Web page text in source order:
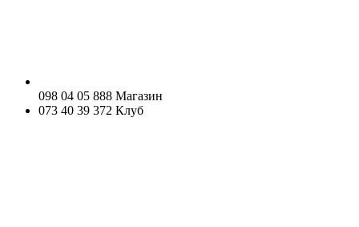
098 04 05 888 Магазин
073 40 39 372 Клуб